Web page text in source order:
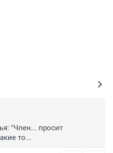
"Член... просит
то...